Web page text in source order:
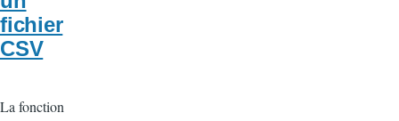
fichier
CSV
La fonction